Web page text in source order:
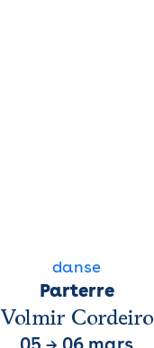
danse
Parterre
Volmir Cordeiro